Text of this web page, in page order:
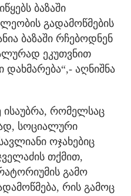
ბაზაში
გადამოწმების
ბაზაში რჩებოდნენ
ეკუთვნით
აღნიშნა
ისაუბრა, რომელსაც
სოციალური
ოჯახებიც
თქმით,
გამო
რის გამოც